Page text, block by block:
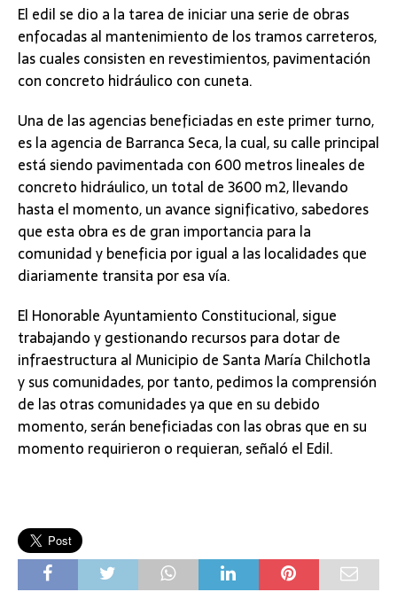
El edil se dio a la tarea de iniciar una serie de obras
enfocadas al mantenimiento de los tramos carreteros,
las cuales consisten en revestimientos, pavimentación
con concreto hidráulico con cuneta.
Una de las agencias beneficiadas en este primer turno,
es la agencia de Barranca Seca, la cual, su calle principal
está siendo pavimentada con 600 metros lineales de
concreto hidráulico, un total de 3600 m2, llevando
hasta el momento, un avance significativo, sabedores
que esta obra es de gran importancia para la
comunidad y beneficia por igual a las localidades que
diariamente transita por esa vía.
El Honorable Ayuntamiento Constitucional, sigue
trabajando y gestionando recursos para dotar de
infraestructura al Municipio de Santa María Chilchotla
y sus comunidades, por tanto, pedimos la comprensión
de las otras comunidades ya que en su debido
momento, serán beneficiadas con las obras que en su
momento requirieron o requieran, señaló el Edil.